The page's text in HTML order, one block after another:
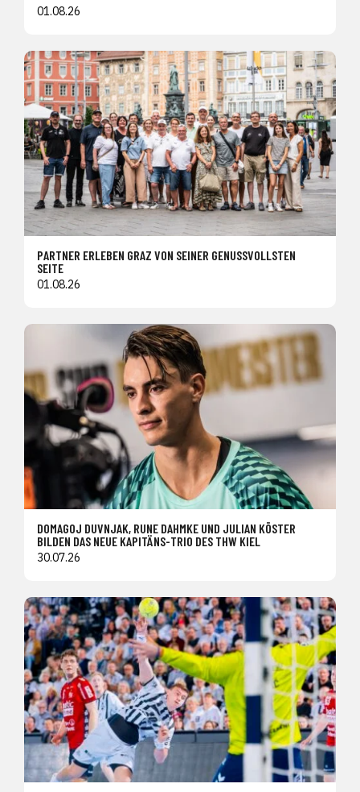
01.08.26
PARTNER ERLEBEN GRAZ VON SEINER GENUSSVOLLSTEN
SEITE
01.08.26
DOMAGOJ DUVNJAK, RUNE DAHMKE UND JULIAN KÖSTER
BILDEN DAS NEUE KAPITÄNS-TRIO DES THW KIEL
30.07.26